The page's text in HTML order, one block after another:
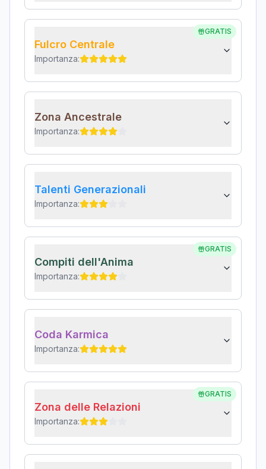
GRATIS
Fulcro Centrale
Importanza:
Zona Ancestrale
Importanza:
Talenti Generazionali
Importanza:
GRATIS
Compiti dell'Anima
Importanza:
Coda Karmica
Importanza:
GRATIS
Zona delle Relazioni
Importanza: